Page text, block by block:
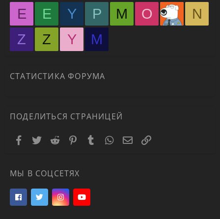
E E Y P M O
N
Z
Z Y М
СТАТИСТИКА ФОРУМА
ПОДЕЛИТЬСЯ СТРАНИЦЕЙ
Facebook
TwitterReddit PinterestTumblrWhatsAppЭлектронная почта
Ссылка
МЫ В СОЦСЕТЯХ